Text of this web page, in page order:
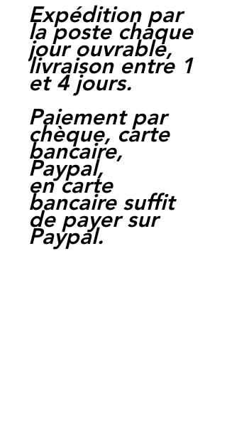
Expédition par
la poste chaque
jour ouvrable,
livraison entre 1
et 4 jours.
Paiement par
chèque, carte
bancaire,
Paypal,
en carte
bancaire suffit
de payer sur
Paypal.